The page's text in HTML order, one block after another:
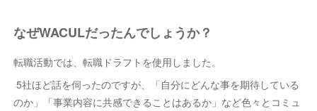
なぜWACULだったんでしょうか？
転職活動では、転職ドラフトを使用しました。
5社ほど話を伺ったのですが、「自分にどんな事を期待している
のか」「事業内容に共感できることはあるか」など色々とコミュ